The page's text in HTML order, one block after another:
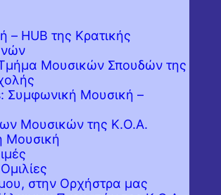
– HUB της Κρατικής
Μουσικών Σπουδών της
Συμφωνική Μουσική –
Μουσικών της Κ.Ο.Α.
Μουσική
στην Ορχήστρα μας